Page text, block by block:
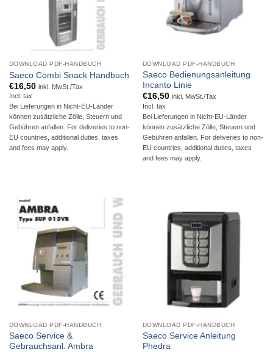
DOWNLOAD PDF-HANDBUCH
Saeco Combi Snack Handbuch
€16,50 inkl. MwSt./Tax
Incl. tax
Bei Lieferungen in Nicht-EU-Länder
können zusätzliche Zölle, Steuern und
Gebühren anfallen. For deliveries to non-
EU countries, additional duties, taxes
and fees may apply.
DOWNLOAD PDF-HANDBUCH
Saeco Bedienungsanleitung
Incanto Linie
€16,50 inkl. MwSt./Tax
Incl. tax
Bei Lieferungen in Nicht-EU-Länder
können zusätzliche Zölle, Steuern und
Gebühren anfallen. For deliveries to non-
EU countries, additional duties, taxes
and fees may apply.
DOWNLOAD PDF-HANDBUCH
Saeco Service &
Gebrauchsanl. Ambra
DOWNLOAD PDF-HANDBUCH
Saeco Service Anleitung
Phedra